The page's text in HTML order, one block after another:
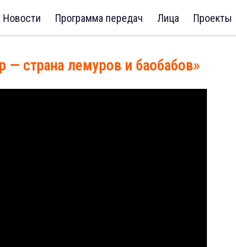
Новости Программа передач Лица Проекты
— страна лемуров и баобабов»